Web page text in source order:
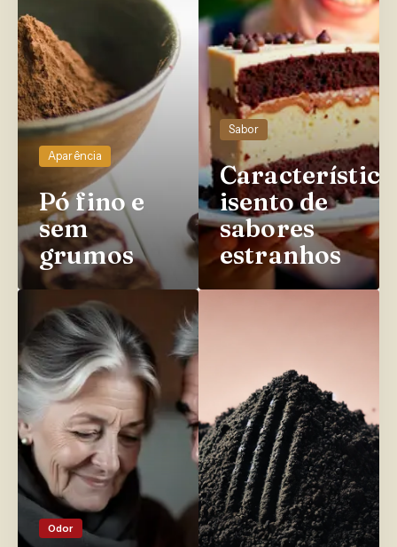
Aparência
Pó fino e
sem
grumos
Odor
Sabor
isento de
sabores
estranhos